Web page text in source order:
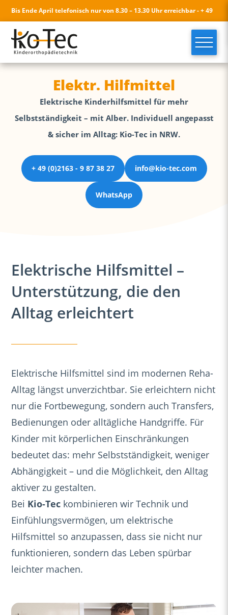
Bis Ende April telefonisch nur von 8.30 – 13.30 Uhr erreichbar - + 49
Elektr. Hilfmittel
Elektrische Kinderhilfsmittel für mehr
Selbstständigkeit – mit Alber. Individuell angepasst
& sicher im Alltag: Kio-Tec in NRW.
+ 49 (0)2163 - 9 87 38 27 info@kio-tec.com
WhatsApp
Elektrische Hilfsmittel –
Unterstützung, die den
Alltag erleichtert
Elektrische Hilfsmittel sind im modernen Reha-
Alltag längst unverzichtbar. Sie erleichtern nicht
nur die Fortbewegung, sondern auch Transfers,
Bedienungen oder alltägliche Handgriffe. Für
Kinder mit körperlichen Einschränkungen
bedeutet das: mehr Selbstständigkeit, weniger
Abhängigkeit – und die Möglichkeit, den Alltag
aktiver zu gestalten.
Bei Kio-Tec kombinieren wir Technik und
Einfühlungsvermögen, um elektrische
Hilfsmittel so anzupassen, dass sie nicht nur
funktionieren, sondern das Leben spürbar
leichter machen.